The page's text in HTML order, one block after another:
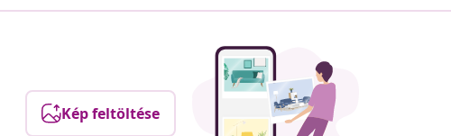
Kép feltöltése